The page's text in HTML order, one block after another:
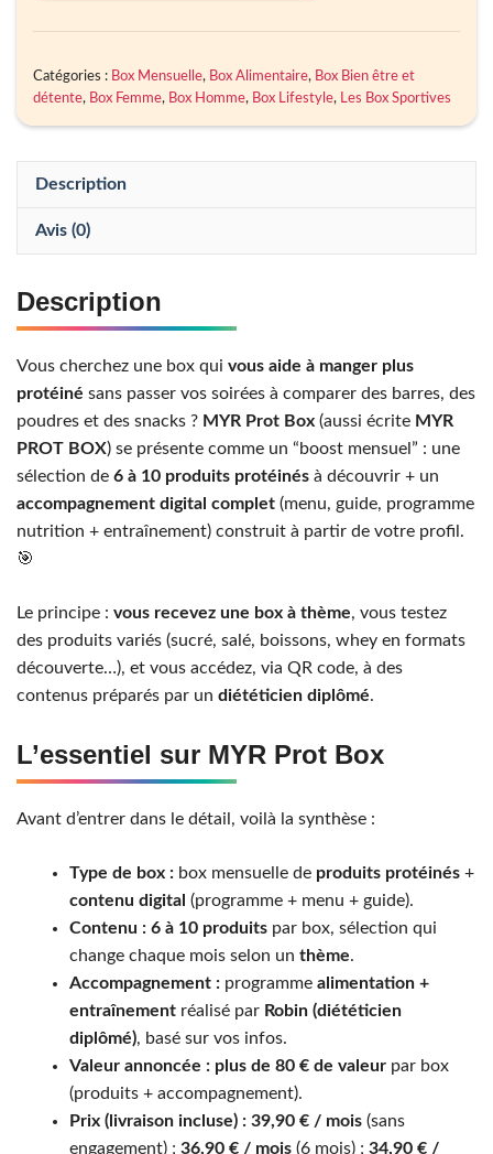
Catégories : Box Mensuelle, Box Alimentaire, Box Bien être et
détente, Box Femme, Box Homme, Box Lifestyle, Les Box Sportives
Description
Avis (0)
Description
Vous cherchez une box qui vous aide à manger plus
protéiné sans passer vos soirées à comparer des barres, des
poudres et des snacks ? MYR Prot Box (aussi écrite MYR
PROT BOX) se présente comme un “boost mensuel” : une
sélection de 6 à 10 produits protéinés à découvrir + un
accompagnement digital complet (menu, guide, programme
nutrition + entraînement) construit à partir de votre profil.
🎯
Le principe : vous recevez une box à thème, vous testez
des produits variés (sucré, salé, boissons, whey en formats
découverte…), et vous accédez, via QR code, à des
contenus préparés par un diététicien diplômé.
L’essentiel sur MYR Prot Box
Avant d’entrer dans le détail, voilà la synthèse :
Type de box : box mensuelle de produits protéinés +
contenu digital (programme + menu + guide).
Contenu : 6 à 10 produits par box, sélection qui
change chaque mois selon un thème.
Accompagnement : programme alimentation +
entraînement réalisé par Robin (diététicien
diplômé), basé sur vos infos.
Valeur annoncée : plus de 80 € de valeur par box
(produits + accompagnement).
Prix (livraison incluse) : 39,90 € / mois (sans
engagement) ; 36,90 € / mois (6 mois) ; 34,90 € /